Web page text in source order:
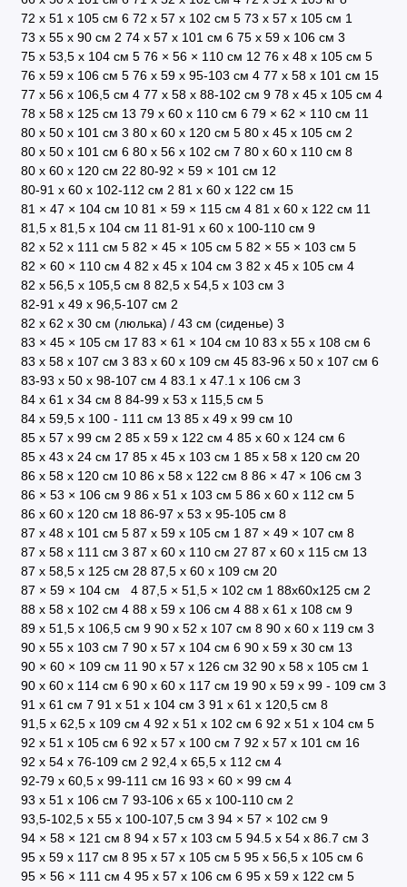
72 x 51 x 105 см 6 72 х 57 х 102 см 5 73 x 57 x 105 см 1
73 х 55 х 90 см 2 74 х 57 х 101 см 6 75 x 59 x 106 см 3
75 х 53,5 х 104 см 5 76 × 56 × 110 см 12 76 х 48 х 105 см 5
76 х 59 х 106 см 5 76 х 59 х 95-103 см 4 77 x 58 x 101 см 15
77 х 56 х 106,5 см 4 77 х 58 х 88-102 см 9 78 x 45 x 105 см 4
78 х 58 х 125 см 13 79 x 60 x 110 см 6 79 × 62 × 110 см 11
80 x 50 x 101 см 3 80 x 60 x 120 см 5 80 х 45 х 105 см 2
80 х 50 х 101 см 6 80 х 56 х 102 см 7 80 х 60 х 110 см 8
80 х 60 х 120 см 22 80-92 × 59 × 101 см 12
80-91 х 60 х 102-112 см 2 81 x 60 x 122 см 15
81 × 47 × 104 см 10 81 × 59 × 115 см 4 81 х 60 х 122 см 11
81,5 x 81,5 x 104 см 11 81-91 x 60 x 100-110 см 9
82 x 52 х 111 см 5 82 × 45 × 105 см 5 82 × 55 × 103 см 5
82 × 60 × 110 см 4 82 х 45 х 104 см 3 82 х 45 х 105 см 4
82 х 56,5 х 105,5 см 8 82,5 х 54,5 х 103 см 3
82-91 х 49 х 96,5-107 см 2
82 х 62 х 30 см (люлька) / 43 см (сиденье) 3
83 × 45 × 105 см 17 83 × 61 × 104 см 10 83 х 55 х 108 см 6
83 х 58 х 107 см 3 83 х 60 х 109 см 45 83-96 х 50 х 107 см 6
83-93 х 50 х 98-107 см 4 83.1 x 47.1 x 106 cм 3
84 х 61 х 34 см 8 84-99 х 53 х 115,5 см 5
84 х 59,5 х 100 - 111 см 13 85 x 49 x 99 см 10
85 x 57 х 99 см 2 85 x 59 x 122 см 4 85 x 60 x 124 см 6
85 х 43 х 24 см 17 85 х 45 х 103 см 1 85 х 58 х 120 см 20
86 x 58 x 120 см 10 86 x 58 x 122 см 8 86 × 47 × 106 см 3
86 × 53 × 106 см 9 86 х 51 х 103 см 5 86 х 60 х 112 см 5
86 х 60 х 120 см 18 86-97 х 53 х 95-105 см 8
87 x 48 x 101 см 5 87 x 59 x 105 см 1 87 × 49 × 107 см 8
87 х 58 х 111 см 3 87 х 60 х 110 см 27 87 х 60 х 115 см 13
87 х 58,5 х 125 см 28 87,5 х 60 х 109 см 20
87 × 59 × 104 см
4 87,5 × 51,5 × 102 см 1 88х60х125 см 2
88 х 58 х 102 см 4 88 х 59 х 106 см 4 88 х 61 х 108 см 9
89 х 51,5 х 106,5 см 9 90 x 52 x 107 см 8 90 x 60 x 119 см 3
90 x 55 х 103 см 7 90 x 57 х 104 см 6 90 х 59 х 30 см 13
90 × 60 × 109 см 11 90 х 57 х 126 см 32 90 х 58 х 105 см 1
90 х 60 х 114 см 6 90 х 60 х 117 см 19 90 х 59 х 99 - 109 см 3
91 х 61 см 7 91 х 51 х 104 см 3 91 х 61 х 120,5 см 8
91,5 x 62,5 x 109 см 4 92 x 51 х 102 см 6 92 х 51 х 104 см 5
92 х 51 х 105 см 6 92 х 57 х 100 см 7 92 х 57 х 101 см 16
92 х 54 х 76-109 см 2 92,4 х 65,5 х 112 см 4
92-79 х 60,5 х 99-111 см 16 93 × 60 × 99 см 4
93 х 51 х 106 см 7 93-106 х 65 х 100-110 см 2
93,5-102,5 х 55 х 100-107,5 см 3 94 × 57 × 102 см 9
94 × 58 × 121 см 8 94 х 57 х 103 см 5 94.5 x 54 х 86.7 см 3
95 x 59 x 117 см 8 95 x 57 х 105 см 5 95 x 56,5 x 105 см 6
95 × 56 × 111 см 4 95 х 57 х 106 см 6 95 х 59 х 122 см 5